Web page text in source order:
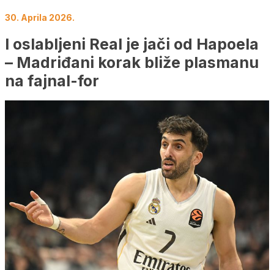
30. Aprila 2026.
I oslabljeni Real je jači od Hapoela
– Madriđani korak bliže plasmanu
na fajnal-for